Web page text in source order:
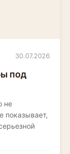
30.07.2026
под
не
показывает,